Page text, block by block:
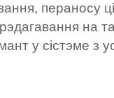
пераносу
на
у сістэме з